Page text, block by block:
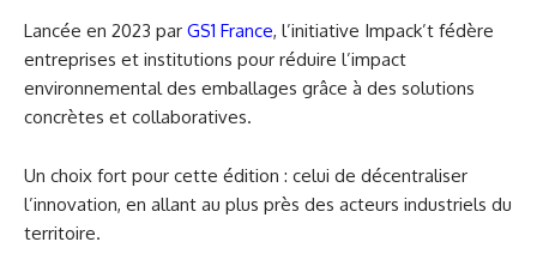
Lancée en 2023 par GS1 France, l’initiative Impack’t fédère
entreprises et institutions pour réduire l’impact
environnemental des emballages grâce à des solutions
concrètes et collaboratives.
Un choix fort pour cette édition : celui de décentraliser
l’innovation, en allant au plus près des acteurs industriels du
territoire.